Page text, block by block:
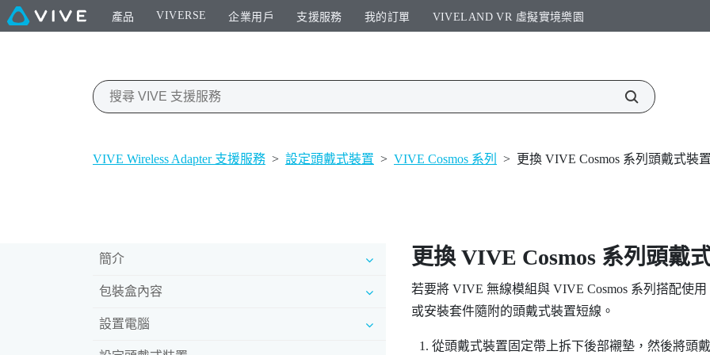
產品 VIVERSE 企業用戶 支援服務 我的訂單 VIVELAND VR 虛擬實境樂園​
VIVE Wireless Adapter 支援服務 > 設定頭戴式裝置 > VIVE Cosmos 系列 > 更換 VIVE Cosmos 系列頭戴式裝
簡介
包裝盒內容
設置電腦
更換 VIVE Cosmos系列頭戴
若要將 VIVE 無線模組與 VIVE Cosmos系列搭配使用
或安裝套件隨附的頭戴式裝置短線。
從頭戴式裝置固定帶上拆下後部襯墊，然後將頭